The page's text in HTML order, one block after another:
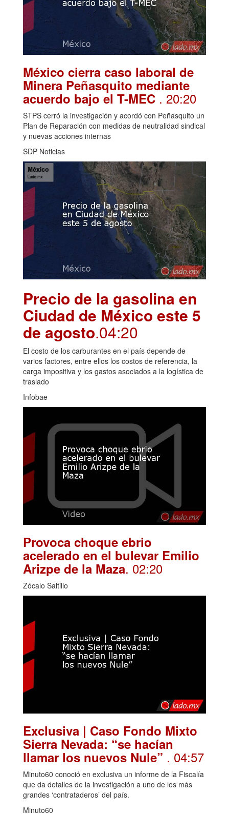
México cierra caso laboral de
Minera Peñasquito mediante
acuerdo bajo el T-MEC . 20:20
STPS cerró la investigación y acordó con Peñasquito un
Plan de Reparación con medidas de neutralidad sindical
y nuevas acciones internas
SDP Noticias
Precio de la gasolina en
Ciudad de México este 5
de agosto.04:20
El costo de los carburantes en el país depende de
varios factores, entre ellos los costos de referencia, la
carga impositiva y los gastos asociados a la logística de
traslado
Infobae
Provoca choque ebrio
acelerado en el bulevar Emilio
Arizpe de la Maza. 02:20
Zócalo Saltillo
Exclusiva | Caso Fondo Mixto
Sierra Nevada: “se hacían
llamar los nuevos Nule” . 04:57
Minuto60 conoció en exclusiva un informe de la Fiscalía
que da detalles de la investigación a uno de los más
grandes ‘contrataderos’ del país.
Minuto60